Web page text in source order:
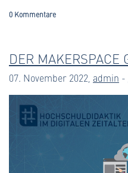
0 Kommentare
DER MAKERSPACE
07. November 2022, admin -